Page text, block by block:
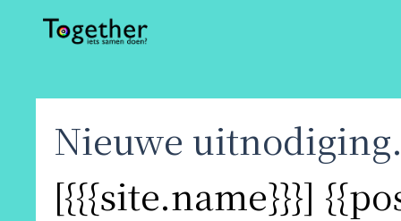
Nieuwe
[{{{site.name}}}]